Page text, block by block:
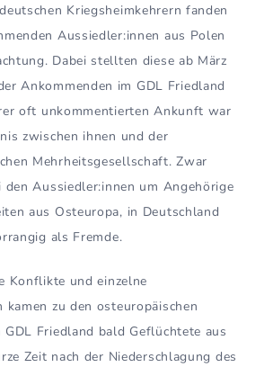
Kriegsheimkehrern fanden
Aussiedler:innen aus Polen
Dabei stellten diese ab März
Ankommenden im GDL Friedland
oft unkommentierten Ankunft war
zwischen ihnen und der
Mehrheitsgesellschaft. Zwar
den Aussiedler:innen um Angehörige
aus Osteuropa, in Deutschland
als Fremde.
Konflikte und einzelne
zu den osteuropäischen
Friedland bald Geflüchtete aus
Zeit nach der Niederschlagung des